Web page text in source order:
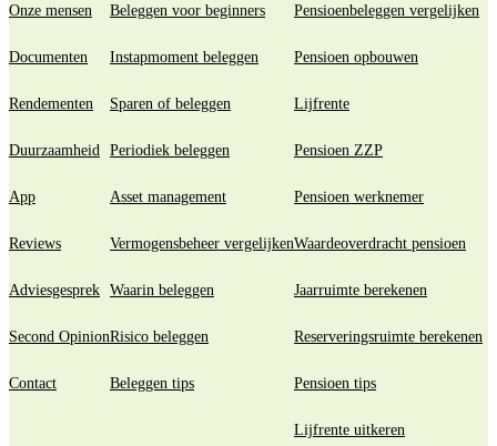
Onze mensen
Documenten
Rendementen
Duurzaamheid
App
Reviews
Adviesgesprek
Second Opinion
Contact
Beleggen voor beginners
Instapmoment beleggen
Sparen of beleggen
Periodiek beleggen
Asset management
Vermogensbeheer vergelijken
Waarin beleggen
Risico beleggen
Beleggen tips
Pensioenbeleggen vergelijken
Pensioen opbouwen
Lijfrente
Pensioen ZZP
Pensioen werknemer
Waardeoverdracht pensioen
Jaarruimte berekenen
Reserveringsruimte berekenen
Pensioen tips
Lijfrente uitkeren